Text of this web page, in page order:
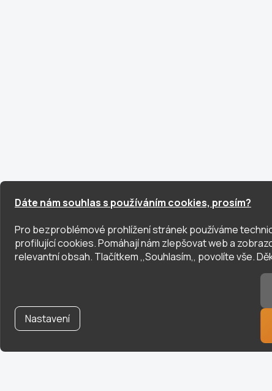
Dáte nám souhlas s používáním cookies, prosím?
Pro bezproblémové prohlížení stránek používáme
profilující cookies. Pomáhají nám zlepšovat web a
relevantní obsah. Tlačítkem ,,Souhlasím,, povolíte vše.
Nastavení